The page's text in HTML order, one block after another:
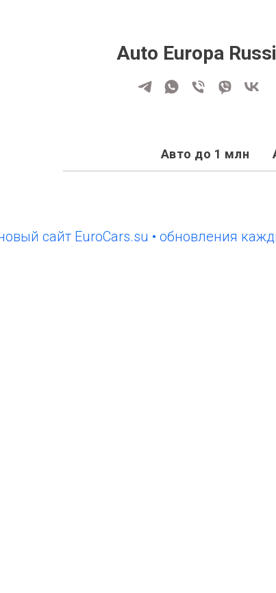
Auto Europa
Авто до 1 млн
сайт EuroCars.su • обновления каждый